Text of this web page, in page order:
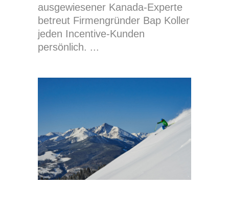
ausgewiesener Kanada-Experte
betreut Firmengründer Bap Koller
jeden Incentive-Kunden
persönlich.